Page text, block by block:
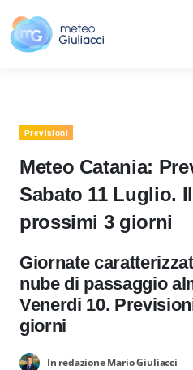
Previsioni
Meteo Catania:
Sabato 11 Luglio.
prossimi 3 giorni
Giornate
nube di passaggio
Venerdi 10.
giorni
In redazione Mario Giuliacci